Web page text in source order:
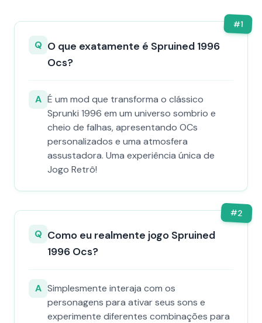
#1
Q O que exatamente é Spruined 1996
Ocs​?
A É um mod que transforma o clássico
Sprunki 1996 em um universo sombrio e
cheio de falhas, apresentando OCs
personalizados e uma atmosfera
assustadora. Uma experiência única de
Jogo Retrô!
#2
Q Como eu realmente jogo Spruined
1996 Ocs​?
A Simplesmente interaja com os
personagens para ativar seus sons e
experimente diferentes combinações para